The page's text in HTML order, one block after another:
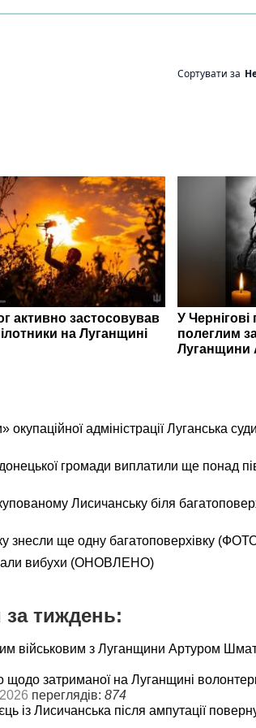
активно застосовував
на Луганщині
У
полеглим
Луганщини
адміністрації Луганська
громади виплатили ще понад
Лисичанську біля
знесли ще одну багатоповерхівку
вибухи (ОНОВЛЕНО)
тиждень:
військовим з Луганщини Артуром
щодо затриманої на Луганщині
переглядів: 874
із Лисичанська після ампутації